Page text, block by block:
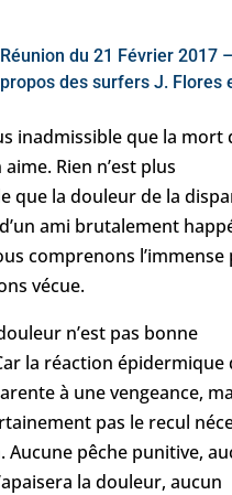
du 21 Février 2017 –
des surfers J. Flores
inadmissible que la mort
Rien n’est plus
que la douleur de la
ami brutalement
comprenons l’immense
vécue.
n’est pas bonne
la réaction épidermique
à une vengeance,
pas le recul
Aucune pêche punitive,
la douleur, aucun